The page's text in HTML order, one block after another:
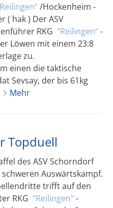
Reilingen /Hockenheim -
( hak ) Der ASV
RKG
Reilingen -
Löwen mit einem 23:8
zu.
einen die taktische
Sevsay, der bis 61kg
Mehr
Topduell
des ASV Schorndorf
Auswärtskampf.
trifft auf den
RKG
Reilingen -